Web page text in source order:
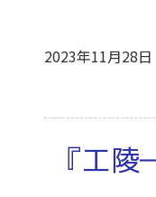
2023年11月28日
『工